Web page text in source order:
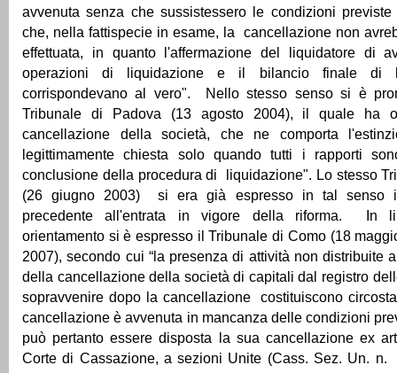
avvenuta senza che sussistessero le condizioni
che, nella fattispecie in esame, la cancellazione non
effettuata, in quanto l'affermazione del liquidatore di
operazioni di liquidazione e il bilancio finale di
corrispondevano al vero". Nello stesso senso si è
Tribunale di Padova (13 agosto 2004), il quale ha
cancellazione della società, che ne comporta
legittimamente chiesta solo quando tutti i rapporti
conclusione della procedura di liquidazione". Lo stesso
(26 giugno 2003) si era già espresso in tal senso
precedente all'entrata in vigore della riforma. In
orientamento si è espresso il Tribunale di Como (18
2007), secondo cui “la presenza di attività non distribuite
della cancellazione della società di capitali dal registro
sopravvenire dopo la cancellazione costituiscono
cancellazione è avvenuta in mancanza delle condizioni
può pertanto essere disposta la sua cancellazione ex
Corte di Cassazione, a sezioni Unite (Cass. Sez. Un.